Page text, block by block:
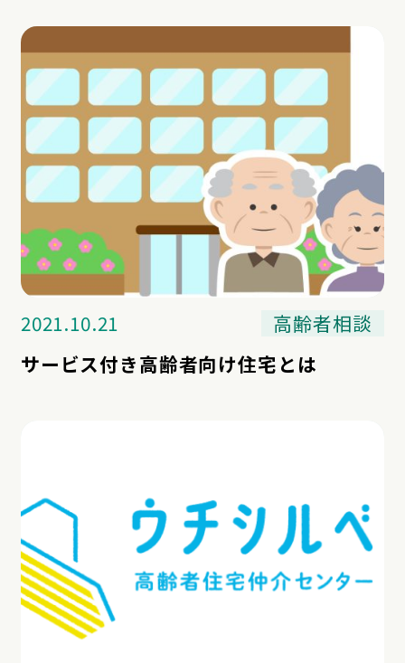
2021.10.21
高齢者相談
サービス付き高齢者向け住宅とは